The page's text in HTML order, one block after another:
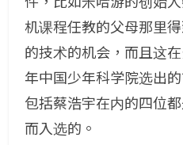
机课程任教的父母那里
的技术的机会，而且这
年中国少年科学院选出
包括蔡浩宇在内的四位
而入选的。